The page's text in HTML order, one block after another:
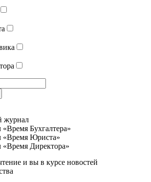
журнал
Бухгалтера»
«Время Юриста»
Директора»
и вы в курсе новостей